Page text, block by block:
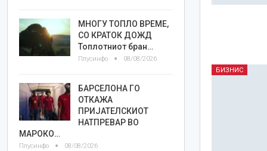
БИЗНИС
МНОГУ ТОПЛО ВРЕМЕ,
СО КРАТОК ДОЖД
Топлотниот бран…
Плусинфо 08/08/2026
БАРСЕЛОНА ГО
ОТКАЖА
ПРИЈАТЕЛСКИОТ
НАТПРЕВАР ВО
МАРОКО…
Плусинфо 08/08/2026